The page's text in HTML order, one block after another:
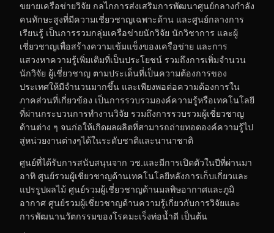
ขยายเครือข่ายวิจัย กลไกการส่งเสริมการพัฒนาศูนย์กลางกำลัง
คนทักษะสูงที่มีความเชี่ยวชาญเฉพาะด้าน และศูนย์กลางการ
เรียนรู้ เป็นการรวมกลุ่มเครือข่ายนักวิจัย นักวิชาการ และผู้
เชี่ยวชาญเพื่อสร้างความเข้มแข็งของเครือข่าย และการ
แสวงหาความรู้เพิ่มเติมที่เป็นประโยชน์ รวมถึงการเพิ่มจำนวน
นักวิจัย ผู้เชี่ยวชาญ ตามประเด็นที่เป็นความต้องการของ
ประเทศให้มีจำนวนมากขึ้น และเพียงพอต่อความต้องการใน
ภาคส่วนที่เกี่ยวข้อง เป็นการรวบรวมองค์ความรู้หรือเทคโนโลยี
ที่ผ่านกระบวนการทำงานวิจัย รวมถึงการรวบรวมผู้เชี่ยวชาญ
ด้านต่าง ๆ จนก่อให้เกิดผลผลิตที่สามารถถ่ายทอดองค์ความรู้ไป
สู่หน่วยงานต่างๆได้ในระดับชาติและนานาชาติ
ศูนย์ที่ได้รับการสนับสนุนจาก วช.และมีการเปิดตัวในปีที่ผ่านมา
อาทิ ศูนย์รวมผู้เชี่ยวชาญด้านเทคโนโลยีหลังการเก็บเกี่ยวและ
แปรรูปผลไม้ ศูนย์รวมผู้เชี่ยวชาญด้านมลพิษอากาศและภูมิ
อากาศ ศูนย์รวมผู้เชี่ยวชาญด้านความรู้เกี่ยวกับการวิจัยและ
การพัฒนานวัตกรรมของโรคมะเร็งท่อน้ำดี เป็นต้น